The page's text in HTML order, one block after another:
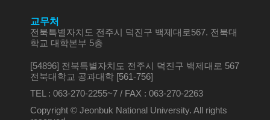
교무처
전북특별자치도 전주시 덕진구 백제대로567. 전북대
학교 대학본부 5층
[54896] 전북특별자치도 전주시 덕진구 백제대로 567
전북대학교 공과대학 [561-756]
TEL : 063-270-2255~7 / FAX : 063-270-2263
Copyright © Jeonbuk National University. All rights